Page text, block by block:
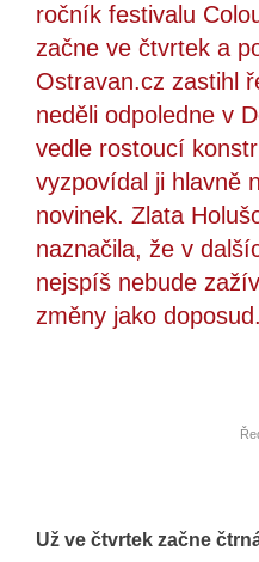
ročník festivalu
začne ve čtvrtek a
Ostravan.cz zastihl
neděli odpoledne v
vedle rostoucí
vyzpovídal ji hlavně
novinek. Zlata
naznačila, že v
nejspíš nebude
změny jako doposud.
Už ve čtvrtek začne